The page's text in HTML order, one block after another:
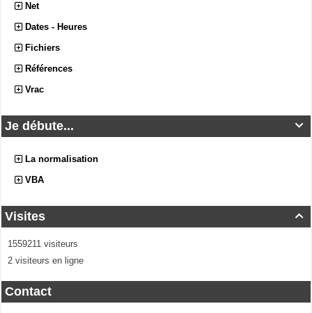
Net
Dates - Heures
Fichiers
Références
Vrac

Je débute...
La normalisation
VBA

Visites
1559211 visiteurs
2 visiteurs en ligne
Contact